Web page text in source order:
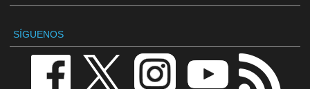
SÍGUENOS